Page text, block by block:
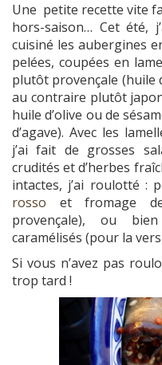
Une petite recette vite
hors-saison… Cet été,
cuisiné les aubergines
pelées, coupées en
plutôt provençale (huile
au contraire plutôt
huile d’olive ou de
d’agave). Avec les
j’ai fait de grosses
crudités et d’herbes
intactes, j’ai roulotté :
rosso et fromage
provençale), ou
caramélisés (pour la
Si vous n’avez pas
trop tard !